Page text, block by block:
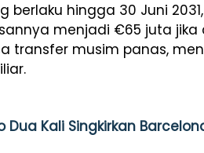
berlaku hingga 30 Juni
menjadi €65 juta
transfer musim panas,
Kali Singkirkan